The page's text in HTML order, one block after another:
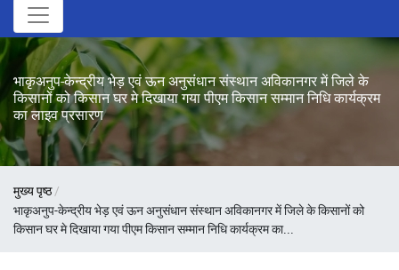
भाकृअनुप-केन्द्रीय भेड़ एवं ऊन अनुसंधान संस्थान अविकानगर में जिले के
किसानों को किसान घर मे दिखाया गया पीएम किसान सम्मान निधि कार्यक्रम
का लाइव प्रसारण
पग
चिन्ह
मुख्य पृष्ठ
भाकृअनुप-केन्द्रीय भेड़ एवं ऊन अनुसंधान संस्थान अविकानगर में जिले के किसानों को
किसान घर मे दिखाया गया पीएम किसान सम्मान निधि कार्यक्रम का...